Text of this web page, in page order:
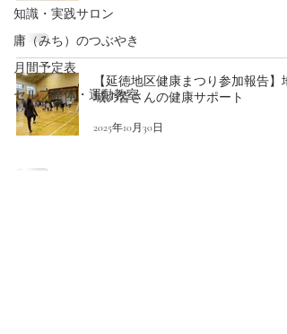
知識・実践サロン
庸（みち）のつぶやき
月間予定表
セルフ整体・運動教室
【延徳地区健康まつり参加報告】地
域の皆さんの健康サポート
2025年10月30日